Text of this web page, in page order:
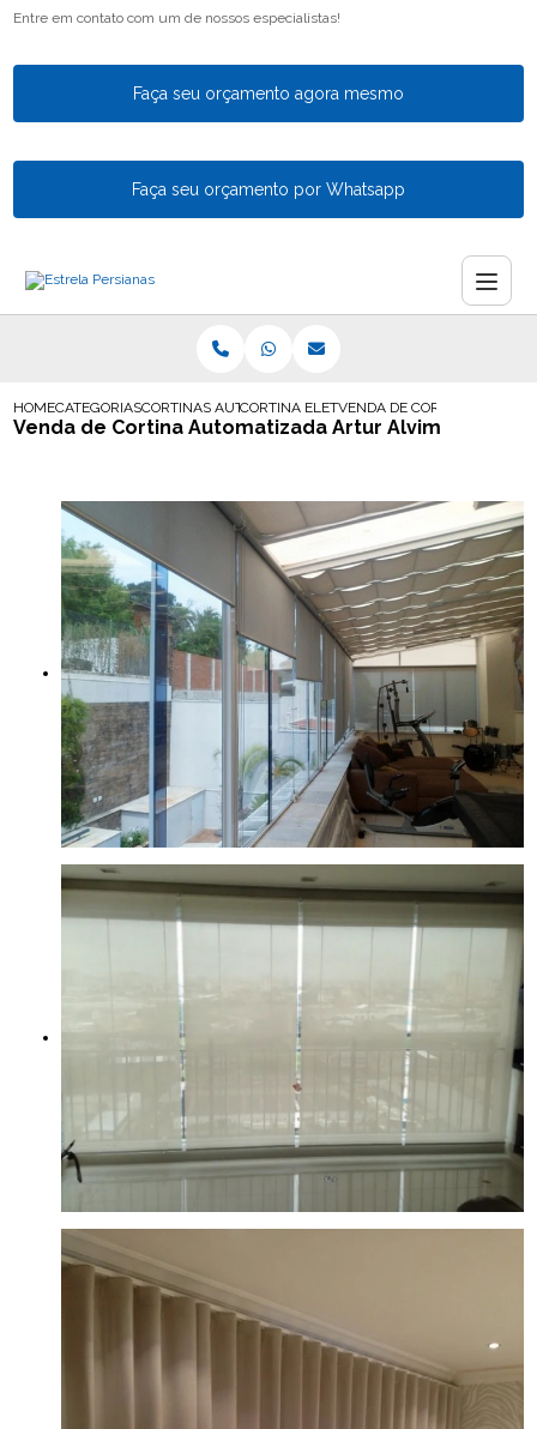
Entre em contato com um de nossos especialistas!
Faça seu orçamento agora mesmo
Faça seu orçamento por Whatsapp
HOMECATEGORIASCORTINAS AUTOMATICASCORTINA ELETRICA AUTOMATICA EM
VENDA DE CORTINA
Venda de Cortina Automatizada Artur Alvim